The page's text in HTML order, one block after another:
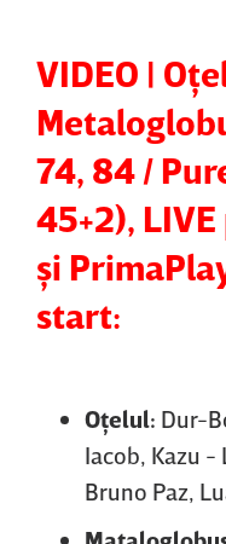
VIDEO |
74, 84 /
45+2),
şi
start:
Oţelul: Dur-
Iacob, Kazu -
Bruno Paz,